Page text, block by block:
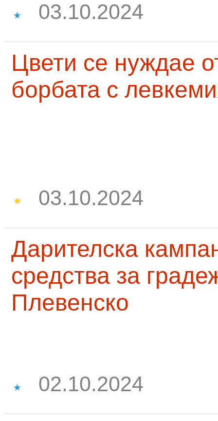
03.10.2024
Цвети се нуждае
борбата с
03.10.2024
Дарителска
средства за
Плевенско
02.10.2024